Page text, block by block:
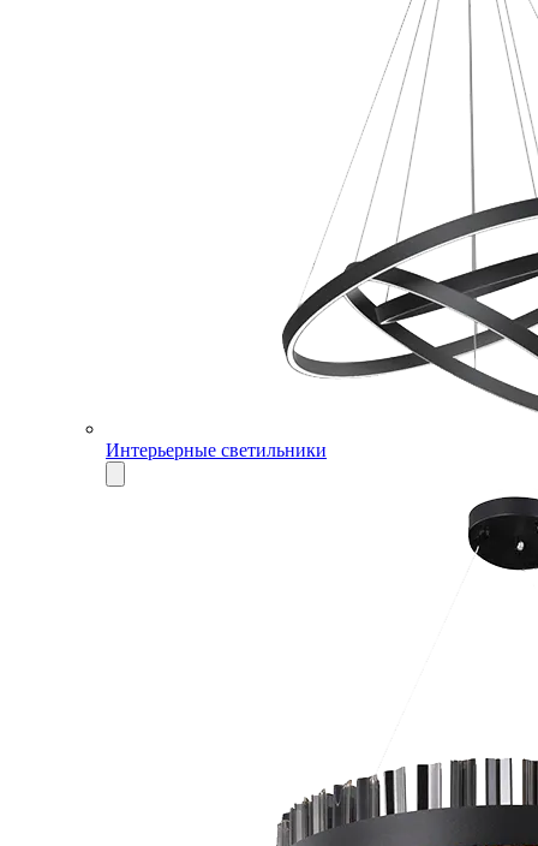
Интерьерные светильники